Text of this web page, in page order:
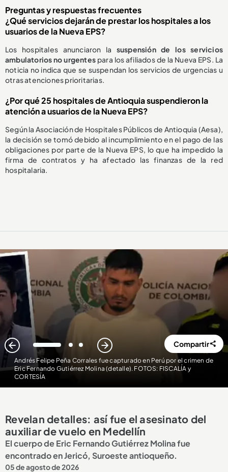
Preguntas y respuestas frecuentes
¿Qué servicios dejarán de prestar los hospitales a los
usuarios de la Nueva EPS?
Los hospitales anunciaron la suspensión de los servicios
ambulatorios no urgentes para los afiliados de la Nueva EPS. La
noticia no indica que se suspendan los servicios de urgencias u
otras atenciones prioritarias.
¿Por qué 25 hospitales de Antioquia suspendieron la
atención a usuarios de la Nueva EPS?
Según la Asociación de Hospitales Públicos de Antioquia (Aesa),
la decisión se tomó debido al incumplimiento en el pago de las
obligaciones por parte de la Nueva EPS, lo que ha impedido la
firma de contratos y ha afectado las finanzas de la red
hospitalaria.
Andrés Felipe Peña Corrales fue capturado en Perú por el crimen de
Eric Fernando Gutiérrez Molina (detalle). FOTOS: FISCALÍA y
CORTESÍA
1 2 3 Compartir
Revelan detalles: así fue el asesinato del
auxiliar de vuelo en Medellín
El cuerpo de Eric Fernando Gutiérrez Molina fue
encontrado en Jericó, Suroeste antioqueño.
05 de agosto de 2026